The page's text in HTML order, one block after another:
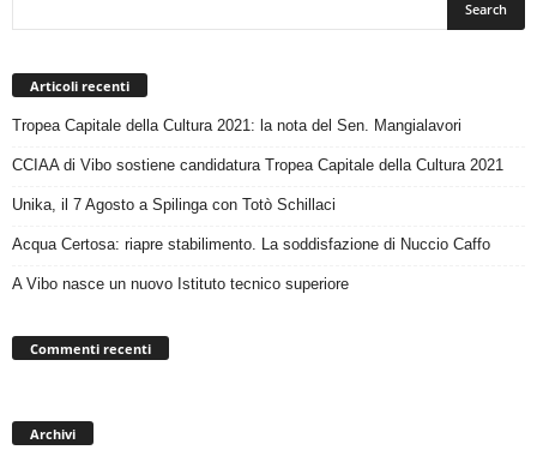
Articoli recenti
Tropea Capitale della Cultura 2021: la nota del Sen. Mangialavori
CCIAA di Vibo sostiene candidatura Tropea Capitale della Cultura 2021
Unika, il 7 Agosto a Spilinga con Totò Schillaci
Acqua Certosa: riapre stabilimento. La soddisfazione di Nuccio Caffo
A Vibo nasce un nuovo Istituto tecnico superiore
Commenti recenti
Archivi